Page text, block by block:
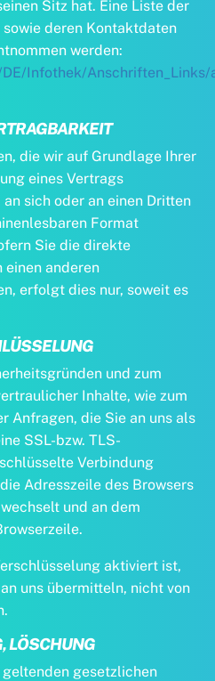
Sitz hat. Eine Liste der
deren Kontaktdaten
werden:
Infothek/
die wir auf Grundlage Ihrer
eines Vertrags
sich oder an einen Dritten
Format
Sie die direkte
einen anderen
erfolgt dies nur, soweit es
und zum
Inhalte, wie zum
Anfragen, die Sie an uns als
SSL-bzw. TLS-
Verbindung
Adresszeile des Browsers
und an dem
aktiviert ist,
uns übermitteln, nicht von
LÖSCHUNG
geltenden gesetzlichen